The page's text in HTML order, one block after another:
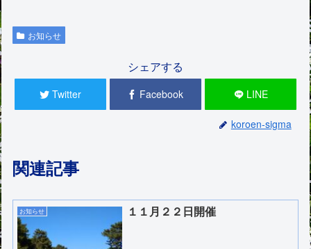
お知らせ
シェアする
Twitter Facebook LINE
koroen-sigma
関連記事
お知らせ １１月２２日開催